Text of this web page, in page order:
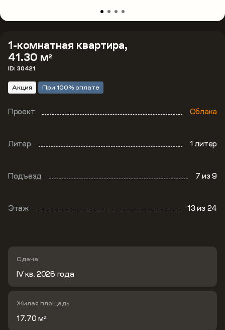
1-комнатная квартира,
41.30 м2
ID: 30421
Акция При 100% оплате
Проект Облака
Литер 1 литер
Подъезд 7из 9
Этаж 13из 24
Сдача
IV кв. 2026 года
Жилая площадь
17.70 м 2